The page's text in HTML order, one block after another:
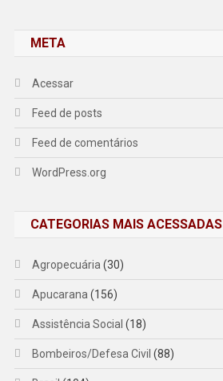
META
Acessar
Feed de posts
Feed de comentários
WordPress.org
CATEGORIAS MAIS ACESSADAS
Agropecuária (30)
Apucarana (156)
Assistência Social (18)
Bombeiros/Defesa Civil (88)